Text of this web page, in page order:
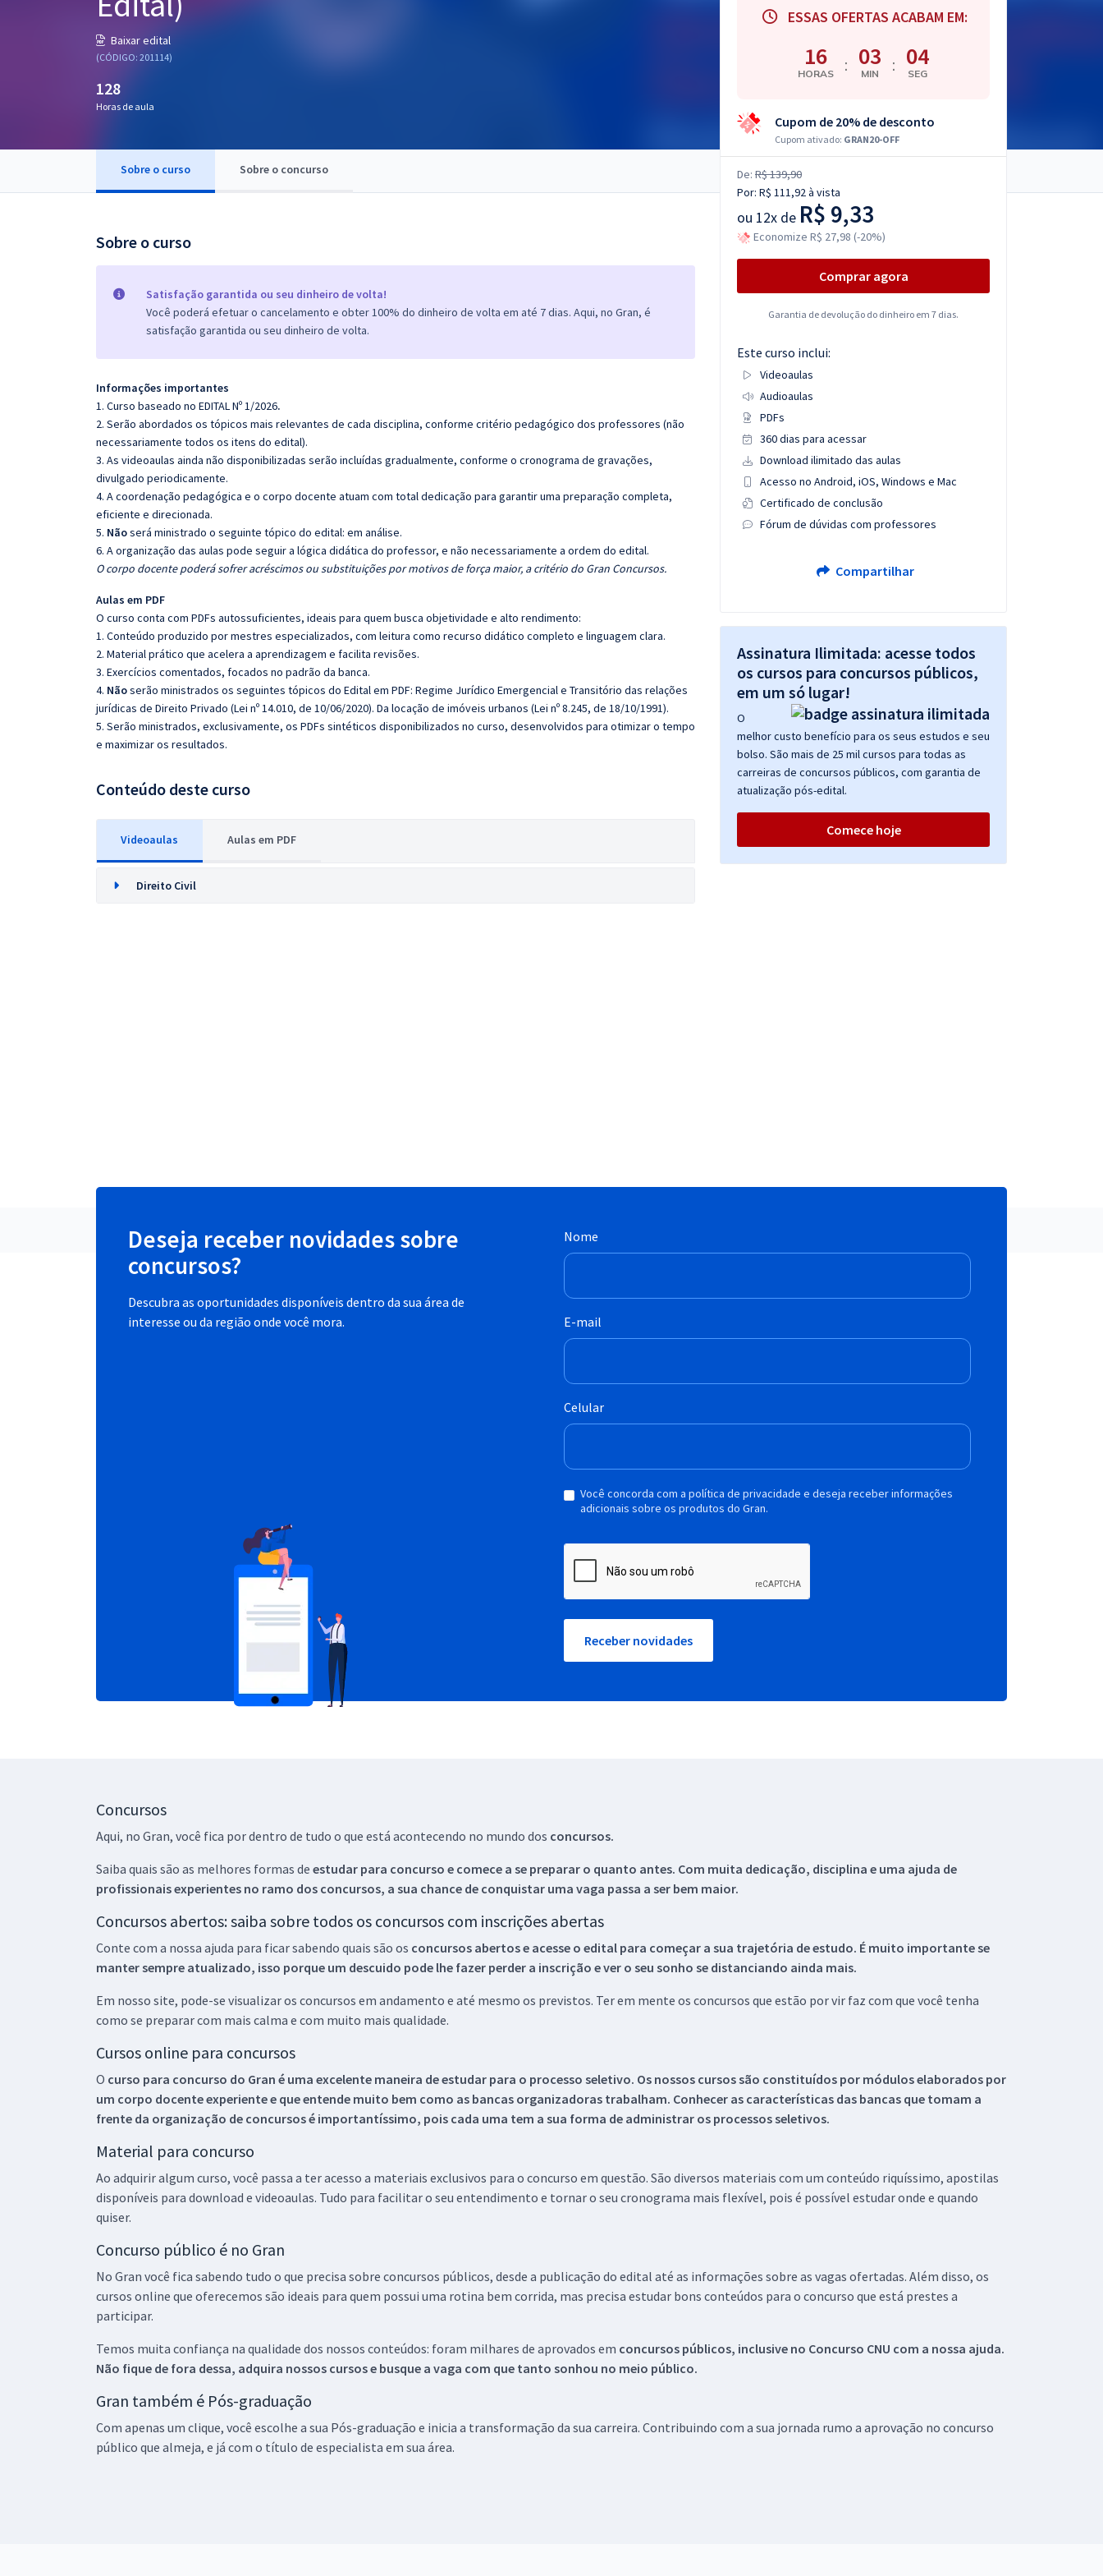
Baixar edital
(CÓDIGO: 201114)
128
Horas de aula
Sobre o curso Sobre o concurso
Sobre o curso
Satisfação garantida ou seu dinheiro de volta!
Você poderá efetuar o cancelamento e obter 100% do dinheiro de volta em até 7 dias. Aqui, no Gran, é
satisfação garantida ou seu dinheiro de volta.
Informações importantes
1. Curso baseado no EDITAL Nº 1/2026.
2. Serão abordados os tópicos mais relevantes de cada disciplina, conforme critério pedagógico dos professores (não
necessariamente todos os itens do edital).
3. As videoaulas ainda não disponibilizadas serão incluídas gradualmente, conforme o cronograma de gravações,
divulgado periodicamente.
4. A coordenação pedagógica e o corpo docente atuam com total dedicação para garantir uma preparação completa,
eficiente e direcionada.
5. Nãoserá ministrado o seguinte tópico do edital: em análise.
6. A organização das aulas pode seguir a lógica didática do professor, e não necessariamente a ordem do edital.
O corpo docente poderá sofrer acréscimos ou substituições por motivos de força maior, a critério do Gran Concursos.
Aulas em PDF
O curso conta com PDFs autossuficientes, ideais para quem busca objetividade e alto rendimento:
1. Conteúdo produzido por mestres especializados, com leitura como recurso didático completo e linguagem clara.
2. Material prático que acelera a aprendizagem e facilita revisões.
3. Exercícios comentados, focados no padrão da banca.
4. Nãoserão ministrados os seguintes tópicos do Edital em PDF: Regime Jurídico Emergencial e Transitório das relações
jurídicas de Direito Privado (Lei nº 14.010, de 10/06/2020). Da locação de imóveis urbanos (Lei nº 8.245, de 18/10/1991).
5. Serão ministrados, exclusivamente, os PDFs sintéticos disponibilizados no curso, desenvolvidos para otimizar o tempo
e maximizar os resultados.
Conteúdo deste curso
Videoaulas Aulas em PDF
Direito Civil
ESSAS OFERTAS ACABAM EM:
16
HORAS : 03
MIN : 03
SEG
Cupom de 20% de desconto
Cupom ativado: GRAN20-OFF
De: R$ 139,90
Por: R$ 111,92à vista
ou 12x de R$ 9,33
Economize R$ 27,98 (-20%)
Comprar agora
Garantia de devolução do dinheiro em 7 dias.
Este curso inclui:
Videoaulas
Audioaulas
PDFs
360 dias para acessar
Download ilimitado das aulas
Acesso no Android, iOS, Windows e Mac
Certificado de conclusão
Fórum de dúvidas com professores
Compartilhar
Assinatura Ilimitada: acesse todos
os cursos para concursos públicos,
em um só lugar!
O
melhor custo benefício para os seus estudos e seu
bolso. São mais de 25 mil cursos para todas as
carreiras de concursos públicos, com garantia de
atualização pós-edital.
Comece hoje
Deseja receber novidades sobre
concursos?
Descubra as oportunidades disponíveis dentro da sua área de
interesse ou da região onde você mora.
Nome
E-mail
Celular
Você concorda com a política de privacidade e deseja receber informações
adicionais sobre os produtos do Gran.
Receber novidades
Concursos
Aqui, no Gran, você fica por dentro de tudo o que está acontecendo no mundo dos concursos.
Saiba quais são as melhores formas de estudar para concurso e comece a se preparar o quanto antes. Com muita dedicação, disciplina e uma ajuda de
profissionais experientes no ramo dos concursos, a sua chance de conquistar uma vaga passa a ser bem maior.
Concursos abertos: saiba sobre todos os concursos com inscrições abertas
Conte com a nossa ajuda para ficar sabendo quais são os concursos abertos e acesse o edital para começar a sua trajetória de estudo. É muito importante se
manter sempre atualizado, isso porque um descuido pode lhe fazer perder a inscrição e ver o seu sonho se distanciando ainda mais.
Em nosso site, pode-se visualizar os concursos em andamento e até mesmo os previstos. Ter em mente os concursos que estão por vir faz com que você tenha
como se preparar com mais calma e com muito mais qualidade.
Cursos online para concursos
O curso para concurso do Gran é uma excelente maneira de estudar para o processo seletivo. Os nossos cursos são constituídos por módulos elaborados por
um corpo docente experiente e que entende muito bem como as bancas organizadoras trabalham. Conhecer as características das bancas que tomam a
frente da organização de concursos é importantíssimo, pois cada uma tem a sua forma de administrar os processos seletivos.
Material para concurso
Ao adquirir algum curso, você passa a ter acesso a materiais exclusivos para o concurso em questão. São diversos materiais com um conteúdo riquíssimo, apostilas
disponíveis para download e videoaulas. Tudo para facilitar o seu entendimento e tornar o seu cronograma mais flexível, pois é possível estudar onde e quando
quiser.
Concurso público é no Gran
No Gran você fica sabendo tudo o que precisa sobre concursos públicos, desde a publicação do edital até as informações sobre as vagas ofertadas. Além disso, os
cursos online que oferecemos são ideais para quem possui uma rotina bem corrida, mas precisa estudar bons conteúdos para o concurso que está prestes a
participar.
Temos muita confiança na qualidade dos nossos conteúdos: foram milhares de aprovados em concursos públicos, inclusive no Concurso CNU com a nossa ajuda.
Não fique de fora dessa, adquira nossos cursos e busque a vaga com que tanto sonhou no meio público.
Gran também é Pós-graduação
Com apenas um clique, você escolhe a sua Pós-graduação e inicia a transformação da sua carreira. Contribuindo com a sua jornada rumo a aprovação no concurso
público que almeja, e já com o título de especialista em sua área.